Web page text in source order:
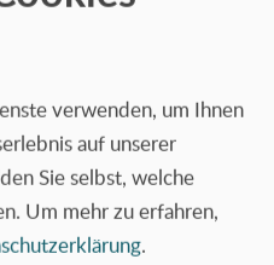
einbringen. Fair
dem Blick auf die
der Grenzen
ist.
verwenden, um Ihnen
auf unserer
Sie selbst, welche
Um mehr zu erfahren,
.